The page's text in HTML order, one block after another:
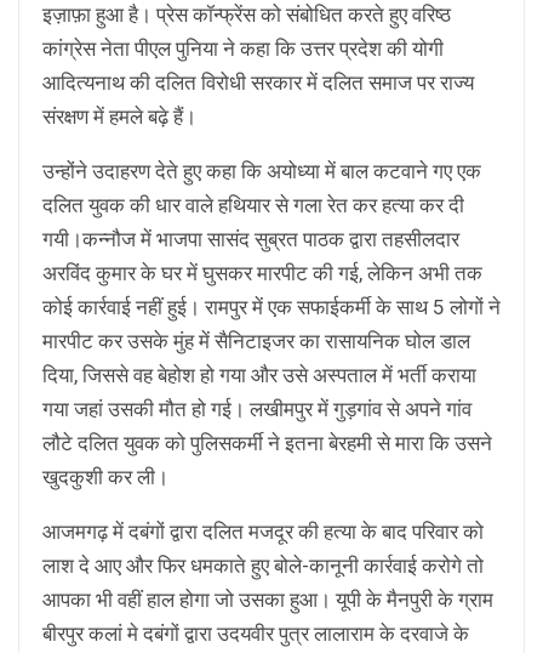
इज़ाफ़ा हुआ है। प्रेस कॉन्फ्रेंस को संबोधित करते हुए वरिष्ठ
कांग्रेस नेता पीएल पुनिया ने कहा कि उत्तर प्रदेश की योगी
आदित्यनाथ की दलित विरोधी सरकार में दलित समाज पर राज्य
संरक्षण में हमले बढ़े हैं।
उन्होंने उदाहरण देते हुए कहा कि अयोध्या में बाल कटवाने गए एक
दलित युवक की धार वाले हथियार से गला रेत कर हत्या कर दी
गयी।कन्नौज में भाजपा सासंद सुब्रत पाठक द्वारा तहसीलदार
अरविंद कुमार के घर में घुसकर मारपीट की गई, लेकिन अभी तक
कोई कार्रवाई नहीं हुई। रामपुर में एक सफाईकर्मी के साथ 5 लोगों ने
मारपीट कर उसके मुंह में सैनिटाइजर का रासायनिक घोल डाल
दिया, जिससे वह बेहोश हो गया और उसे अस्पताल में भर्ती कराया
गया जहां उसकी मौत हो गई। लखीमपुर में गुड़गांव से अपने गांव
लौटे दलित युवक को पुलिसकर्मी ने इतना बेरहमी से मारा कि उसने
खुदकुशी कर ली।
आजमगढ़ में दबंगों द्वारा दलित मजदूर की हत्या के बाद परिवार को
लाश दे आए और फिर धमकाते हुए बोले-कानूनी कार्रवाई करोगे तो
आपका भी वहीं हाल होगा जो उसका हुआ। यूपी के मैनपुरी के ग्राम
बीरपुर कलां मे दबंगों द्वारा उदयवीर पुत्र लालाराम के दरवाजे के